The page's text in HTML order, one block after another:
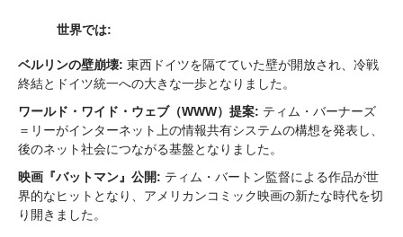
世界では:
ベルリンの壁崩壊: 東西ドイツを隔てていた壁が開放され、冷戦
終結とドイツ統一への大きな一歩となりました。
ワールド・ワイド・ウェブ（WWW）提案: ティム・バーナーズ
＝リーがインターネット上の情報共有システムの構想を発表し、
後のネット社会につながる基盤となりました。
映画『バットマン』公開: ティム・バートン監督による作品が世
界的なヒットとなり、アメリカンコミック映画の新たな時代を切
り開きました。